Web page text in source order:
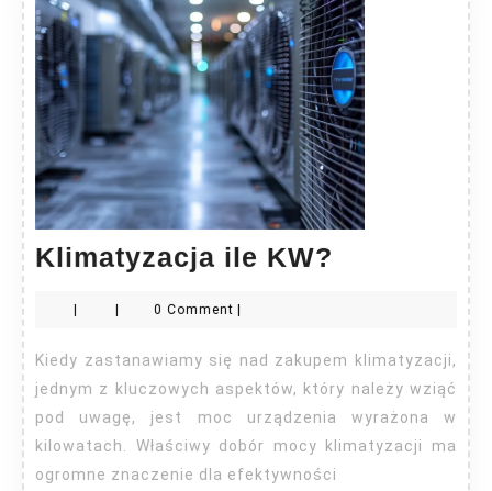
Klimatyzacja ile KW?
0 Comment
Kiedy zastanawiamy się nad zakupem klimatyzacji,
jednym z kluczowych aspektów, który należy wziąć
pod uwagę, jest moc urządzenia wyrażona w
kilowatach. Właściwy dobór mocy klimatyzacji ma
ogromne znaczenie dla efektywności